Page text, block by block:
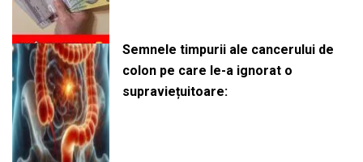
Semnele timpurii ale cancerului de
colon pe care le-a ignorat o
supraviețuitoare: